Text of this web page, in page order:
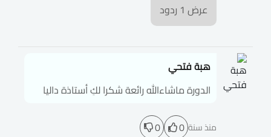
عرض 1 ردود
هبة فتحي
الدورة ماشاءالله رائعة شكرا لكِ أستاذة داليا
منذ سنة 0
0